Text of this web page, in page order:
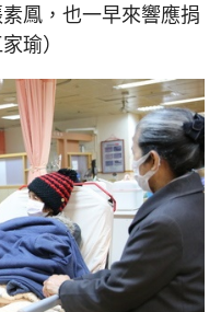
鳳，也一早來響應捐
瑜）